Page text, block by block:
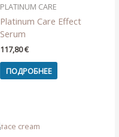
PLATINUM CARE
Platinum Care Effect
Serum
117,80€
ПОДРОБНЕЕ